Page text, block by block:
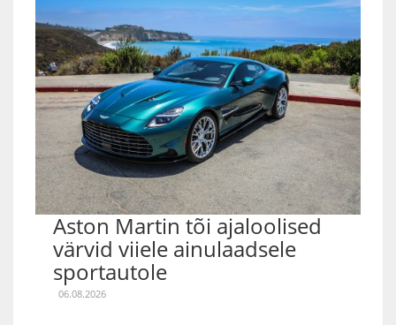
Aston Martin tõi ajaloolised
värvid viiele ainulaadsele
sportautole
06.08.2026